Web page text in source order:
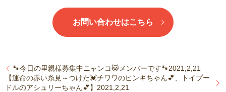
お問い合わせはこちら
🐾今日の里親様募集中ニャンコ🐱メンバーです🐾2021,2,21
【運命の赤い糸見～つけた💓チワワのピンキちゃん💕、トイプー
ドルのアシュリーちゃん💕】2021,2,21